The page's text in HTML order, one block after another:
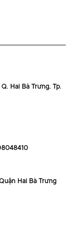
Hai Bà Trưng, Tp.
Hai Bà Trưng